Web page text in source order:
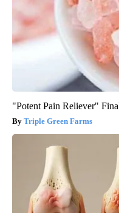
"Potent Pain Reliever"
Triple Green Farms